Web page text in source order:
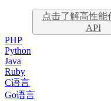
点击了解高性能
API
PHP
Python
Java
Ruby
C语言
Go语言